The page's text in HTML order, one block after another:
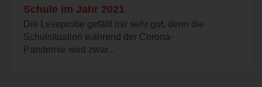
Schule im Jahr 2021
Die Leseprobe gefällt mir sehr gut, denn die
Schulsituation während der Corona-
Pandemie wird zwar...